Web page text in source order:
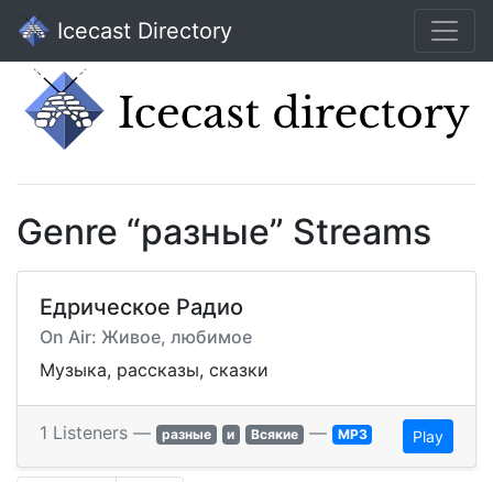
Icecast Directory
Genre “разные” Streams
Едрическое Радио
On Air: Живое, любимое
Музыка, рассказы, сказки
1 Listeners — разные и Всякие — MP3 Play